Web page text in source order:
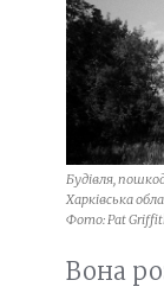
Будівля,
Харківська
Фото: Pat
Вона